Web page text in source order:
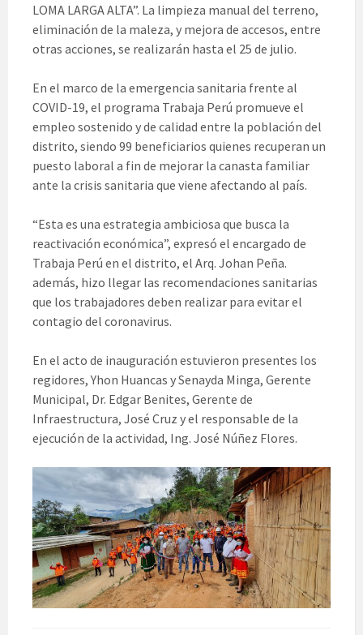
LOMA LARGA ALTA”. La limpieza manual del terreno,
eliminación de la maleza, y mejora de accesos, entre
otras acciones, se realizarán hasta el 25 de julio.
En el marco de la emergencia sanitaria frente al
COVID-19, el programa Trabaja Perú promueve el
empleo sostenido y de calidad entre la población del
distrito, siendo 99 beneficiarios quienes recuperan un
puesto laboral a fin de mejorar la canasta familiar
ante la crisis sanitaria que viene afectando al país.
“Esta es una estrategia ambiciosa que busca la
reactivación económica”, expresó el encargado de
Trabaja Perú en el distrito, el Arq. Johan Peña.
además, hizo llegar las recomendaciones sanitarias
que los trabajadores deben realizar para evitar el
contagio del coronavirus.
En el acto de inauguración estuvieron presentes los
regidores, Yhon Huancas y Senayda Minga, Gerente
Municipal, Dr. Edgar Benites, Gerente de
Infraestructura, José Cruz y el responsable de la
ejecución de la actividad, Ing. José Núñez Flores.